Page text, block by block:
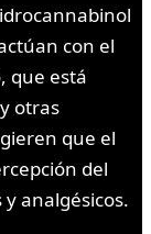
con el
que está
otras
que el
del
analgésicos.